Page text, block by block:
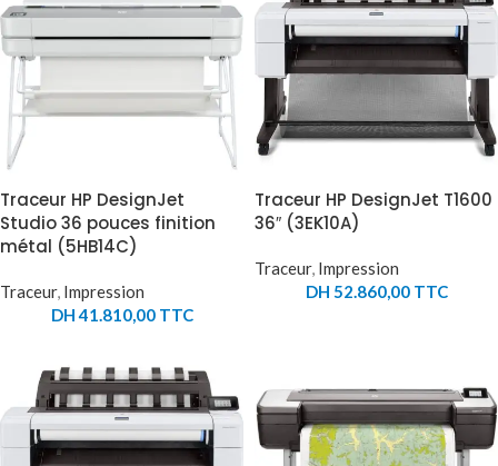
Traceur HP DesignJet
Studio 36 pouces finition
métal (5HB14C)
Traceur, Impression
DH41.810,00TTC
Traceur HP DesignJet T1600
36″ (3EK10A)
Traceur, Impression
DH 52.860,00TTC